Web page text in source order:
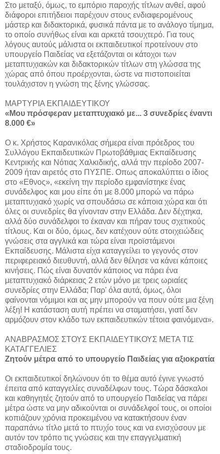
Στο μεταξύ, όμως, το εμπόριο παροχής τίτλων ανθεί, αφού
διάφοροι επιτήδειοι παρέχουν στους ενδιαφερομένους
μάστερ και διδακτορικά, φυσικά πάντα με το ανάλογο τίμημα,
το οποίο συνήθως είναι και αρκετά τσουχτερό. Για τους
λόγους αυτούς μάλιστα οι εκπαιδευτικοί προτείνουν στο
υπουργείο Παιδείας να εξετάζονται οι κάτοχοι των
μεταπτυχιακών και διδακτορικών τίτλων στη γλώσσα της
χώρας από όπου προέρχονται, ώστε να πιστοποιείται
τουλάχιστον η γνώση της ξένης γλώσσας.
ΜΑΡΤΥΡΙΑ ΕΚΠΑΙΔΕΥΤΙΚΟΥ
«Μου πρόσφεραν μεταπτυχιακό με... 3 συνεδρίες έναντι
8.000 €»
Ο κ. Χρήστος Καρανικόλας σήμερα είναι πρόεδρος του
Συλλόγου Εκπαιδευτικών Πρωτοβάθμιας Εκπαίδευσης
Κεντρικής και Νότιας Χαλκιδικής, αλλά την περίοδο 2007-
2009 ήταν αιρετός στο ΠΥΣΠΕ. Οπως αποκαλύπτει ο ίδιος
στο «Εθνος», «εκείνη την περίοδο εμφανίστηκε ένας
συνάδελφος και μου είπε ότι με 8.000 μπορώ να πάρω
μεταπτυχιακό χωρίς να σπουδάσω σε κάποια χώρα και ότι
όλες οι συνεδρίες θα γίνονταν στην Ελλάδα. Δεν δέχτηκα,
αλλά δύο συνάδελφοι το έκαναν και πήραν τους σχετικούς
τίτλους. Και οι δύο, όμως, δεν κατέχουν ούτε στοιχειώδεις
γνώσεις στα αγγλικά και τώρα είναι προϊστάμενοι
Εκπαίδευσης. Μάλιστα είχα καταγγείλει το γεγονός στον
περιφερειακό διευθυντή, αλλά δεν θέλησε να κάνει κάποιες
κινήσεις. Πώς είναι δυνατόν κάποιος να πάρει ένα
μεταπτυχιακό διάρκειας 2 ετών μόνο με τρεις ωριαίες
συνεδρίες στην Ελλάδα; Παρ' όλα αυτά, όμως, όλοι
φαίνονται νόμιμοι και ας μην μπορούν να πουν ούτε μια ξένη
λέξη! Η κατάσταση αυτή πρέπει να σταματήσει, γιατί δεν
αρμόζουν στον κλάδο των εκπαιδευτικών τέτοια φαινόμενα».
ΑΝΑΒΡΑΣΜΟΣ ΣΤΟΥΣ ΕΚΠΑΙΔΕΥΤΙΚΟΥΣ ΜΕΤΑ ΤΙΣ
ΚΑΤΑΓΓΕΛΙΕΣ
Ζητούν μέτρα από το υπουργείο Παιδείας για αξιοκρατία
Οι εκπαιδευτικοί δηλώνουν ότι το θέμα αυτό έγινε γνωστό
έπειτα από καταγγελίες συναδέλφων τους. Τώρα δάσκαλοι
και καθηγητές ζητούν από το υπουργείο Παιδείας να πάρει
μέτρα ώστε να μην αδικούνται οι συνάδελφοί τους, οι οποίοι
κοπιάζουν χρόνια προκειμένου να κατακτήσουν έναν
παραπάνω τίτλο μετά το πτυχίο τους και να ενισχύσουν με
αυτόν τον τρόπο τις γνώσεις και την επαγγελματική
σταδιοδρομία τους.